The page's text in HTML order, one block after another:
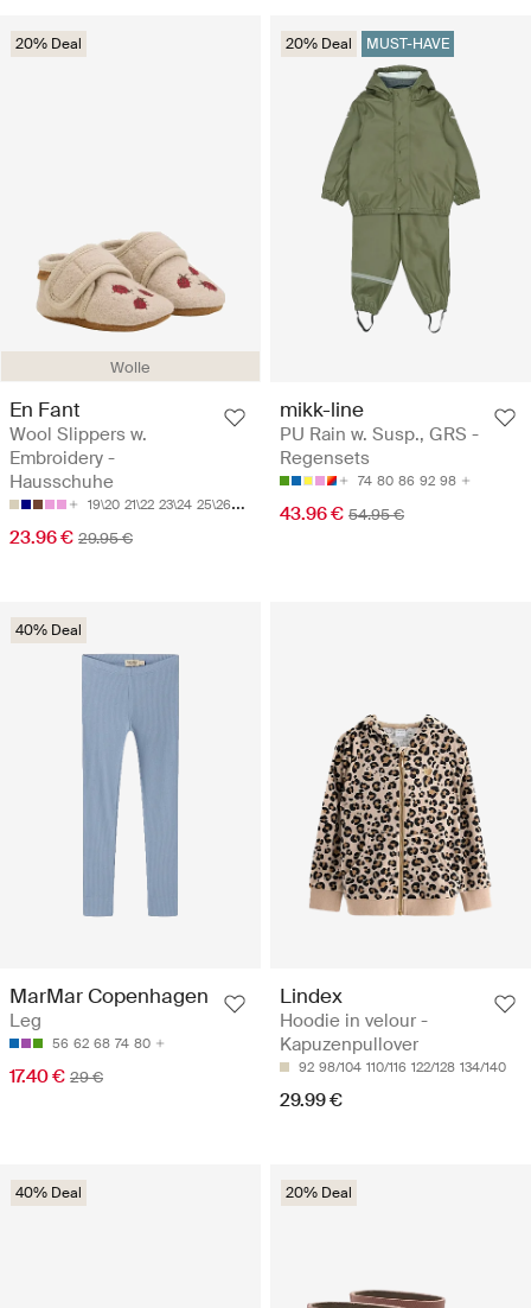
Wolle
20% Deal
En Fant
Wool Slippers w.
Embroidery -
Hausschuhe
19\20 21\22 23\24 25\26 27\28
23.96 € 29.95 €
20% Deal MUST-HAVE
mikk-line
PU Rain w. Susp., GRS -
Regensets
74 80 86 92 98
43.96 € 54.95 €
40% Deal
MarMar Copenhagen
Leg
56 62 68 74 80
17.40 € 29 €
Lindex
Hoodie in velour -
Kapuzenpullover
92 98/104 110/116 122/128 134/140
29.99 €
40% Deal 20% Deal